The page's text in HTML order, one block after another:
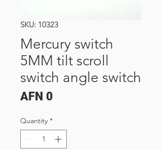
SKU: 10323
Mercury switch
5MM tilt scroll
switch angle switch
AFN 0Price
Quantity *